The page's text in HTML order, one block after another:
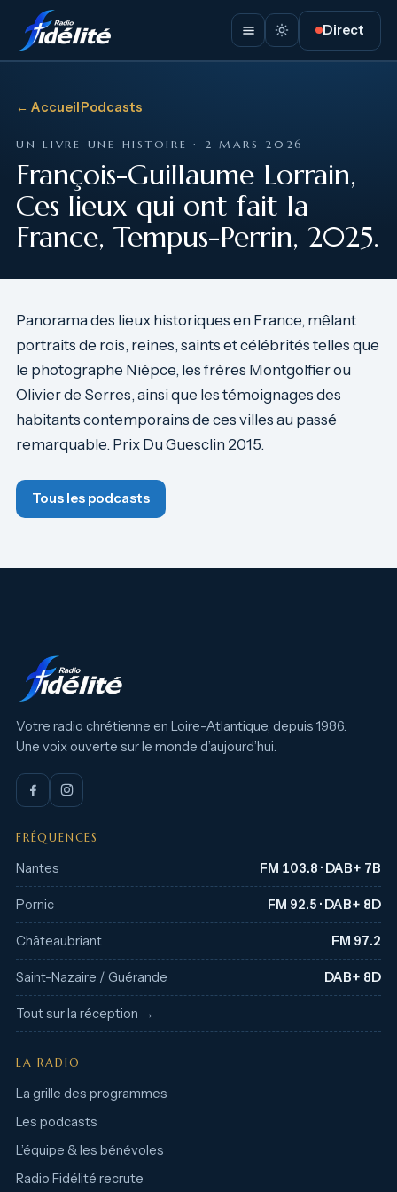
Direct
← Accueil·Podcasts
UN LIVRE UNE HISTOIRE · 2 MARS 2026
François-Guillaume Lorrain,
Ces lieux qui ont fait la
France, Tempus-Perrin, 2025.
Panorama des lieux historiques en France, mêlant
portraits de rois, reines, saints et célébrités telles que
le photographe Niépce, les frères Montgolfier ou
Olivier de Serres, ainsi que les témoignages des
habitants contemporains de ces villes au passé
remarquable. Prix Du Guesclin 2015.
Tous les podcasts
Votre radio chrétienne en Loire-Atlantique, depuis 1986.
Une voix ouverte sur le monde d’aujourd’hui.
FRÉQUENCES
Nantes FM 103.8 · DAB+ 7B
Pornic FM 92.5 · DAB+ 8D
Châteaubriant FM 97.2
Saint-Nazaire / Guérande DAB+ 8D
Tout sur la réception →
LA RADIO
La grille des programmes
Les podcasts
L’équipe & les bénévoles
Radio Fidélité recrute